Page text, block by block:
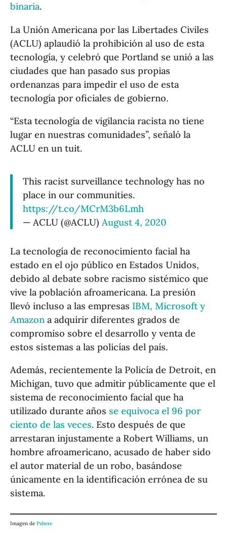
binaria.
La Unión Americana por las Libertades Civiles
(ACLU) aplaudió la prohibición al uso de esta
tecnología, y celebró que Portland se unió a las
ciudades que han pasado sus propias
ordenanzas para impedir el uso de esta
tecnología por oficiales de gobierno.
“Esta tecnología de vigilancia racista no tiene
lugar en nuestras comunidades”, señaló la
ACLU en un tuit.
This racist surveillance technology has no
place in our communities.
https://t.co/MCrM3b6Lmh
— ACLU (@ACLU)August 4, 2020
La tecnología de reconocimiento facial ha
estado en el ojo público en Estados Unidos,
debido al debate sobre racismo sistémico que
vive la población afroamericana. La presión
llevó incluso a las empresas IBM, Microsoft y
Amazon a adquirir diferentes grados de
compromiso sobre el desarrollo y venta de
estos sistemas a las policías del país.
Además, recientemente la Policía de Detroit, en
Michigan, tuvo que admitir públicamente que el
sistema de reconocimiento facial que ha
utilizado durante años se equivoca el 96 por
ciento de las veces. Esto después de que
arrestaran injustamente a Robert Williams, un
hombre afroamericano, acusado de haber sido
el autor material de un robo, basándose
únicamente en la identificación errónea de su
sistema.
Imagen dePxhere